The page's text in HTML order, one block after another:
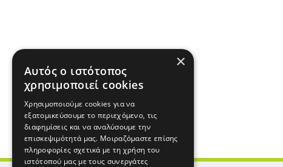
×
Αυτός ο ιστότοπος
χρησιμοποιεί cookies
Χρησιμοποιούμε cookies για να
εξατομικεύσουμε το περιεχόμενο, τις
διαφημίσεις και να αναλύσουμε την
επισκεψιμότητά μας. Μοιραζόμαστε επίσης
πληροφορίες σχετικά με τη χρήση του
ιστότοπού μας με τους συνεργάτες